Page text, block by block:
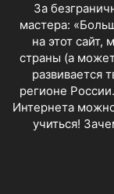
За
мастера:
на этот сайт,
страны (а
развивается
регионе
Интернета
учиться!